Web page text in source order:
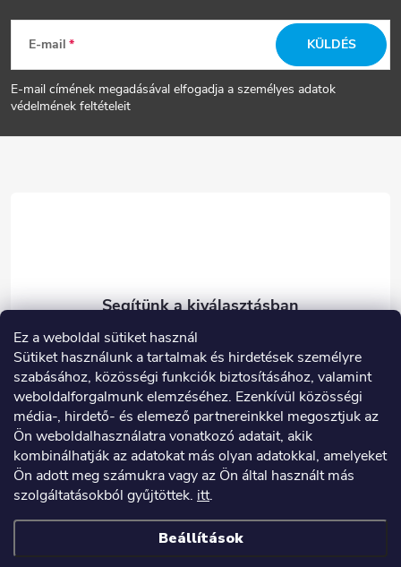
Ez a weboldal sütiket használ
Sütiket használunk a tartalmak és hirdetések személyre
szabásához, közösségi funkciók biztosításához, valamint
weboldalforgalmunk elemzéséhez. Ezenkívül közösségi
média-, hirdető- és elemező partnereinkkel megosztjuk az
Ön weboldalhasználatra vonatkozó adatait, akik
kombinálhatják az adatokat más olyan adatokkal, amelyeket
Ön adott meg számukra vagy az Ön által használt más
szolgáltatásokból gyűjtöttek. itt.
Beállítások
L
á
b
E-mail
E-mail címének megadásával elfogadja a személyes adatok
védelmének feltételeit
KÜLDÉS
eshop
003614900180
Facebook
carneo_hu